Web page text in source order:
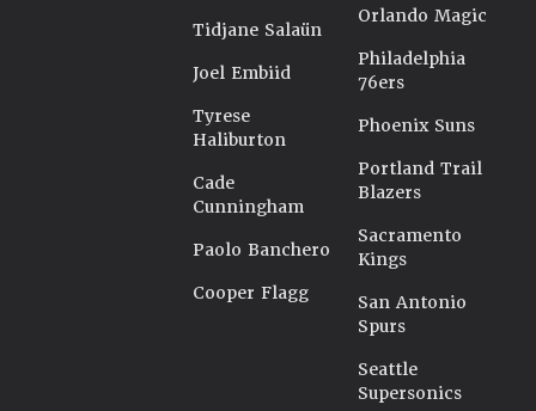
Tidjane Salaün
Joel Embiid
Tyrese
Haliburton
Cade
Cunningham
Paolo Banchero
Cooper Flagg
Orlando Magic
Philadelphia
76ers
Phoenix Suns
Portland Trail
Blazers
Sacramento
Kings
San Antonio
Spurs
Seattle
Supersonics